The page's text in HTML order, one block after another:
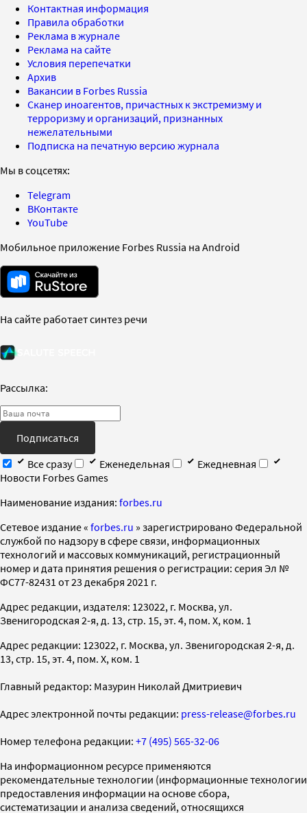
Контактная информация
Правила обработки
Реклама в журнале
Реклама на сайте
Условия перепечатки
Архив
Вакансии в Forbes Russia
Сканер иноагентов, причастных к экстремизму и
терроризму и организаций, признанных
нежелательными
Подписка на печатную версию журнала
Мы в соцсетях:
Telegram
ВКонтакте
YouTube
Мобильное приложение Forbes Russia на Android
На сайте работает синтез речи
Рассылка:
Подписаться
Все сразу
Еженедельная
Ежедневная
Новости Forbes Games
Наименование издания: forbes.ru
Cетевое издание « forbes.ru » зарегистрировано Федеральной
службой по надзору в сфере связи, информационных
технологий и массовых коммуникаций, регистрационный
номер и дата принятия решения о регистрации: серия Эл №
ФС77-82431 от 23 декабря 2021 г.
Адрес редакции, издателя: 123022, г. Москва, ул.
Звенигородская 2-я, д. 13, стр. 15, эт. 4, пом. X, ком. 1
Адрес редакции: 123022, г. Москва, ул. Звенигородская 2-я, д.
13, стр. 15, эт. 4, пом. X, ком. 1
Главный редактор: Мазурин Николай Дмитриевич
Адрес электронной почты редакции: press-release@forbes.ru
Номер телефона редакции: +7 (495) 565-32-06
На информационном ресурсе применяются
рекомендательные технологии (информационные технологии
предоставления информации на основе сбора,
систематизации и анализа сведений, относящихся